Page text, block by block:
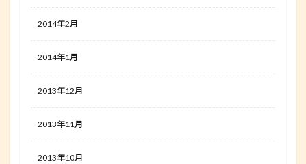
2014年2月
2014年1月
2013年12月
2013年11月
2013年10月